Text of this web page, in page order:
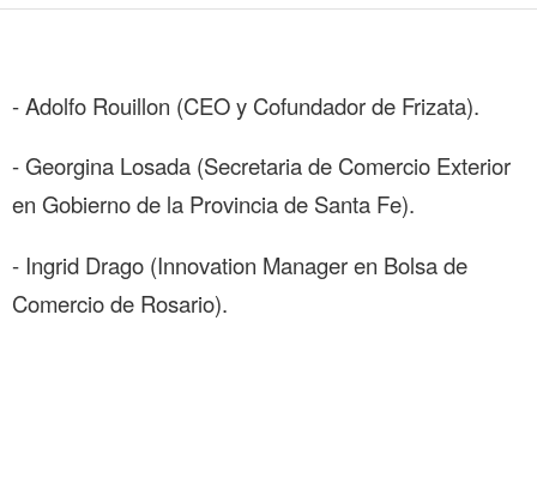
- Adolfo Rouillon (CEO y Cofundador de Frizata).
- Georgina Losada (Secretaria de Comercio Exterior
en Gobierno de la Provincia de Santa Fe).
- Ingrid Drago (Innovation Manager en Bolsa de
Comercio de Rosario).